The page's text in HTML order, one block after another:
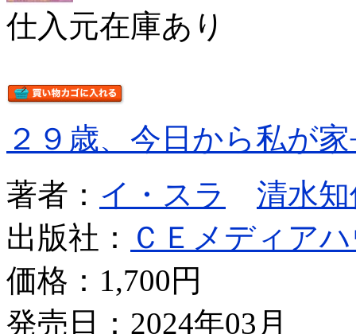
仕入元在庫あり
２９歳、今日から私が
著者： イ・スラ
清水
出版社：
ＣＥメディア
価格： 1,700円
発売日：2024年03月